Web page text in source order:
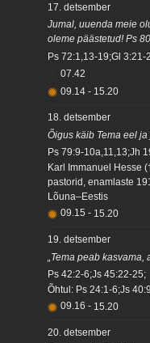
17. detsember
Jumal, uuenda meie
oleme päästetud! Ps
Ps 72:1,13-19;Gl 3:21-
07.42
09.14 - 15.20
18. detsember
Õigus käib Tema eel
Ps 79:9-10a,11,13;Jh
Karl Immanuel Hesse
pastorid, enamlaste
Lõuna–Eestis
09.15 - 15.20
19. detsember
„Tema peab
Ps 42:2-6;Js 45:22-25;
Õhtul: Ps 24:1-6;Js
09.16 - 15.20
20. detsember